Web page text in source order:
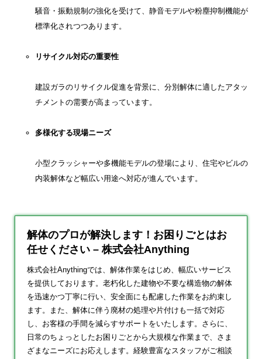
騒音・振動規制の強化を受けて、静音モデルや粉塵抑制機能が
標準化されつつあります。
リサイクル対応の重要性
建設ガラのリサイクル促進を背景に、分別解体に適したアタッ
チメントの需要が高まっています。
多様化する現場ニーズ
小型クラッシャーや多機能モデルの登場により、住宅やビルの
内装解体など幅広い用途へ対応が進んでいます。
解体のプロが解決します！お困りごとはお
任せください – 株式会社Anything
株式会社Anythingでは、解体作業をはじめ、幅広いサービス
を提供しております。老朽化した建物や不要な構造物の解体
を迅速かつ丁寧に行い、安全面にも配慮した作業をお約束し
ます。また、解体に伴う廃材の処理や片付けも一括で対応
し、お客様の手間を減らすサポートをいたします。さらに、
日常のちょっとしたお困りごとから大規模な作業まで、さま
ざまなニーズにお応えします。経験豊富なスタッフがご相談